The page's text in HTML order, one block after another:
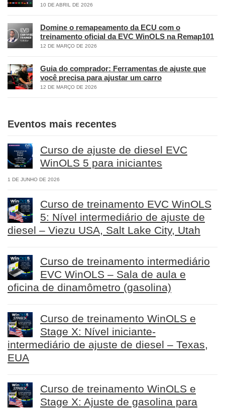
10 DE ABRIL DE 2026
Domine o remapeamento da ECU com o
treinamento oficial da EVC WinOLS na Remap101
12 DE MARÇO DE 2026
Guia do comprador: Ferramentas de ajuste que
você precisa para ajustar um carro
12 DE MARÇO DE 2026
Eventos mais recentes
Curso de ajuste de diesel EVC
WinOLS 5 para iniciantes
1 DE JUNHO DE 2026
Curso de treinamento EVC WinOLS
5: Nível intermediário de ajuste de
diesel – Viezu USA, Salt Lake City, Utah
Curso de treinamento intermediário
EVC WinOLS – Sala de aula e
oficina de dinamômetro (gasolina)
Curso de treinamento WinOLS e
Stage X: Nível iniciante-
intermediário de ajuste de diesel – Texas,
EUA
Curso de treinamento WinOLS e
Stage X: Ajuste de gasolina para